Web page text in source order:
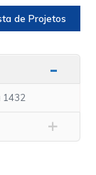
de Projetos
1432